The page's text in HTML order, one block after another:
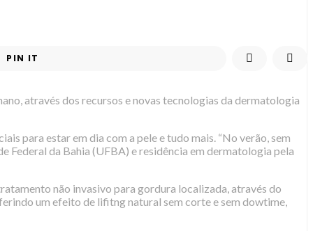
PIN IT
através dos recursos e novas tecnologias da dermatologia
para estar em dia com a pele e tudo mais. “No verão, sem
Federal da Bahia (UFBA) e residência em dermatologia pela
não invasivo para gordura localizada, através do
um efeito de lifitng natural sem corte e sem dowtime,